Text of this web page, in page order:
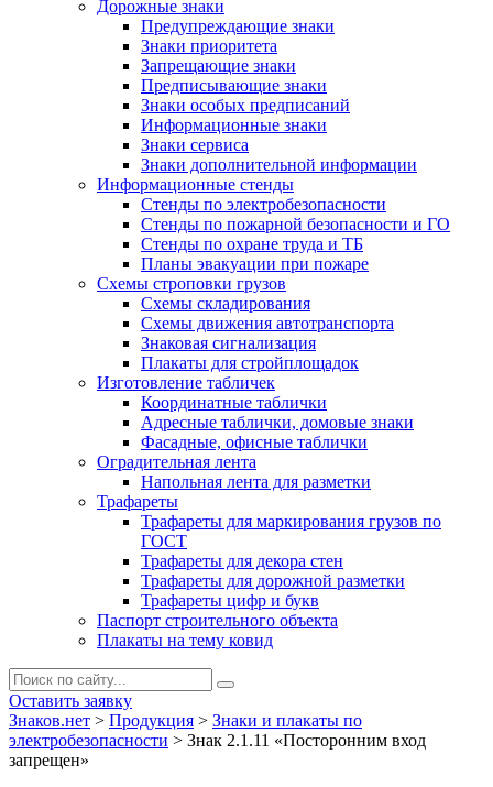
Дорожные знаки
Предупреждающие знаки
Знаки приоритета
Запрещающие знаки
Предписывающие знаки
Знаки особых предписаний
Информационные знаки
Знаки сервиса
Знаки дополнительной информации
Информационные стенды
Стенды по электробезопасности
Стенды по пожарной безопасности и ГО
Стенды по охране труда и ТБ
Планы эвакуации при пожаре
Схемы строповки грузов
Схемы складирования
Схемы движения автотранспорта
Знаковая сигнализация
Плакаты для стройплощадок
Изготовление табличек
Координатные таблички
Адресные таблички, домовые знаки
Фасадные, офисные таблички
Оградительная лента
Напольная лента для разметки
Трафареты
Трафареты для маркирования грузов по
ГОСТ
Трафареты для декора стен
Трафареты для дорожной разметки
Трафареты цифр и букв
Паспорт строительного объекта
Плакаты на тему ковид
Оставить заявку
Знаков.нет > Продукция > Знаки и плакаты по
электробезопасности > Знак 2.1.11 «Посторонним вход
запрещен»